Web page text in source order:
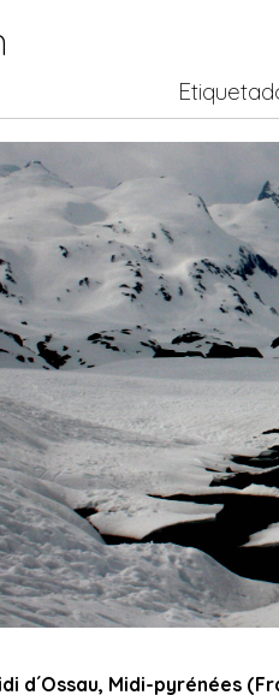
d´Ossau, Midi-pyrénées